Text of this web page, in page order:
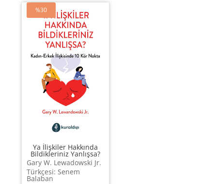
%30
Ya İlişkiler Hakkında
Bildikleriniz Yanlışsa?
Gary W. Lewadowski Jr.
Türkçesi: Senem
Balaban